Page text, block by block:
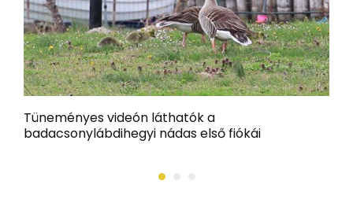
Tüneményes videón láthatók a
badacsonylábdihegyi nádas első fiókái